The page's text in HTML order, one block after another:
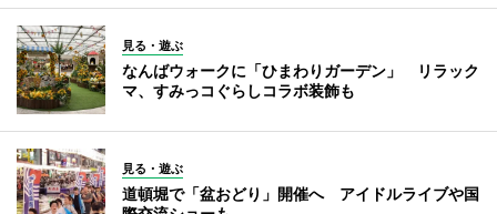
見る・遊ぶ
なんばウォークに「ひまわりガーデン」 リラック
マ、すみっコぐらしコラボ装飾も
見る・遊ぶ
道頓堀で「盆おどり」開催へ アイドルライブや国